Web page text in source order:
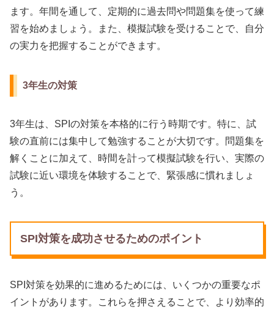
ます。年間を通して、定期的に過去問や問題集を使って練
習を始めましょう。また、模擬試験を受けることで、自分
の実力を把握することができます。
3年生の対策
3年生は、SPIの対策を本格的に行う時期です。特に、試
験の直前には集中して勉強することが大切です。問題集を
解くことに加えて、時間を計って模擬試験を行い、実際の
試験に近い環境を体験することで、緊張感に慣れましょ
う。
SPI対策を成功させるためのポイント
SPI対策を効果的に進めるためには、いくつかの重要なポ
イントがあります。これらを押さえることで、より効率的